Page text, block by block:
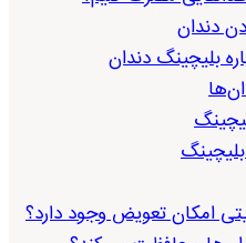
دندان
بلیچینگ دندان
امکان تعویض وجود دارد؟